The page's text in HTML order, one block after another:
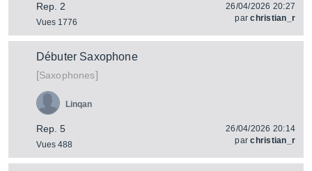
Rep. 2
Vues 1776
26/04/2026 20:27
parchristian_r
Débuter Saxophone
[Saxophones]
Rep. 5
Vues 488
Linqan
26/04/2026 20:14
parchristian_r